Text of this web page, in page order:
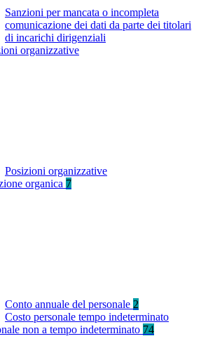
Sanzioni per mancata o incompleta
comunicazione dei dati da parte dei titolari
di incarichi dirigenziali
organizzative
Posizioni organizzative
organica 7
Conto annuale del personale 2
Costo personale tempo indeterminato
non a tempo indeterminato 74